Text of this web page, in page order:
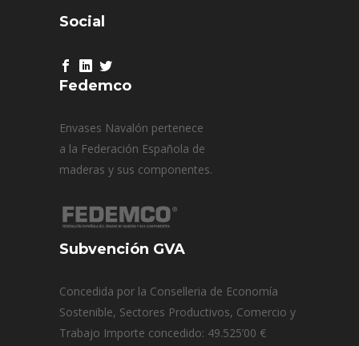
Social
Fedemco
Envases Navalón pertenece
a la Federación Española de
maderas y sus componentes.
Subvención GVA
Concedida por la Conselleria de Economía
Sostenible, Sectores Productivos, Comercio y
Trabajo Importe concedido: 49.525’00 €